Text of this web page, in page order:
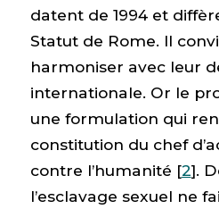
datent de 1994 et
Statut de Rome. Il
harmoniser avec leur
internationale. Or le
une formulation qui
constitution du chef
contre l’humanité [2].
l’esclavage sexuel ne